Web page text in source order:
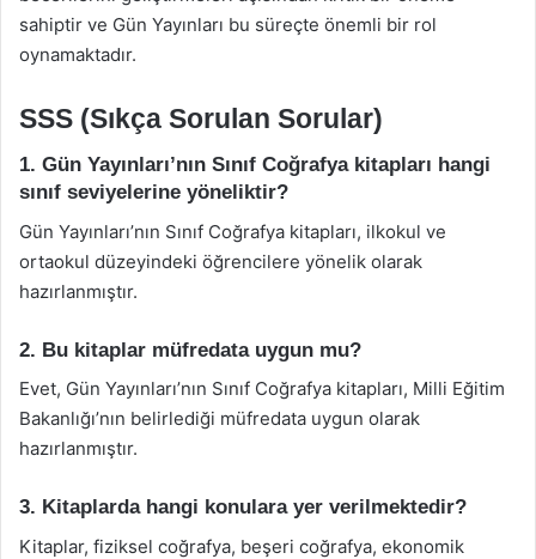
sahiptir ve Gün Yayınları bu süreçte önemli bir rol
oynamaktadır.
SSS (Sıkça Sorulan Sorular)
1. Gün Yayınları’nın Sınıf Coğrafya kitapları hangi
sınıf seviyelerine yöneliktir?
Gün Yayınları’nın Sınıf Coğrafya kitapları, ilkokul ve
ortaokul düzeyindeki öğrencilere yönelik olarak
hazırlanmıştır.
2. Bu kitaplar müfredata uygun mu?
Evet, Gün Yayınları’nın Sınıf Coğrafya kitapları, Milli Eğitim
Bakanlığı’nın belirlediği müfredata uygun olarak
hazırlanmıştır.
3. Kitaplarda hangi konulara yer verilmektedir?
Kitaplar, fiziksel coğrafya, beşeri coğrafya, ekonomik